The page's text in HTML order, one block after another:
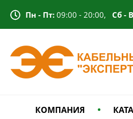
Пн - Пт: 09:00 - 20:00, Сб -
КОМПАНИЯ